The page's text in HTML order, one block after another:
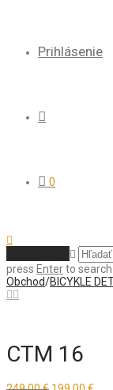
Prihlásenie
0
press Enterto search
Obchod/BICYKLE
CTM 16
Pôvodná